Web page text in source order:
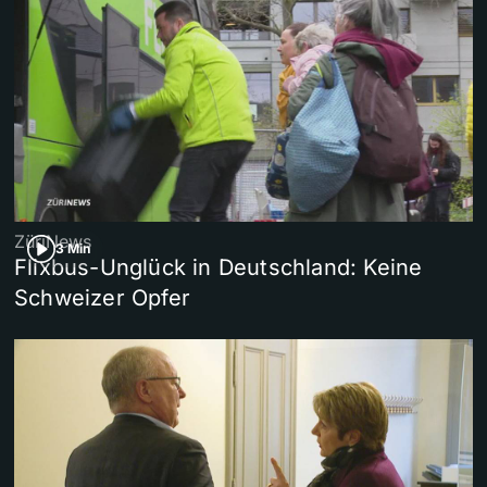
3 Min
ZüriNews
Flixbus-Unglück in Deutschland: Keine
Schweizer Opfer